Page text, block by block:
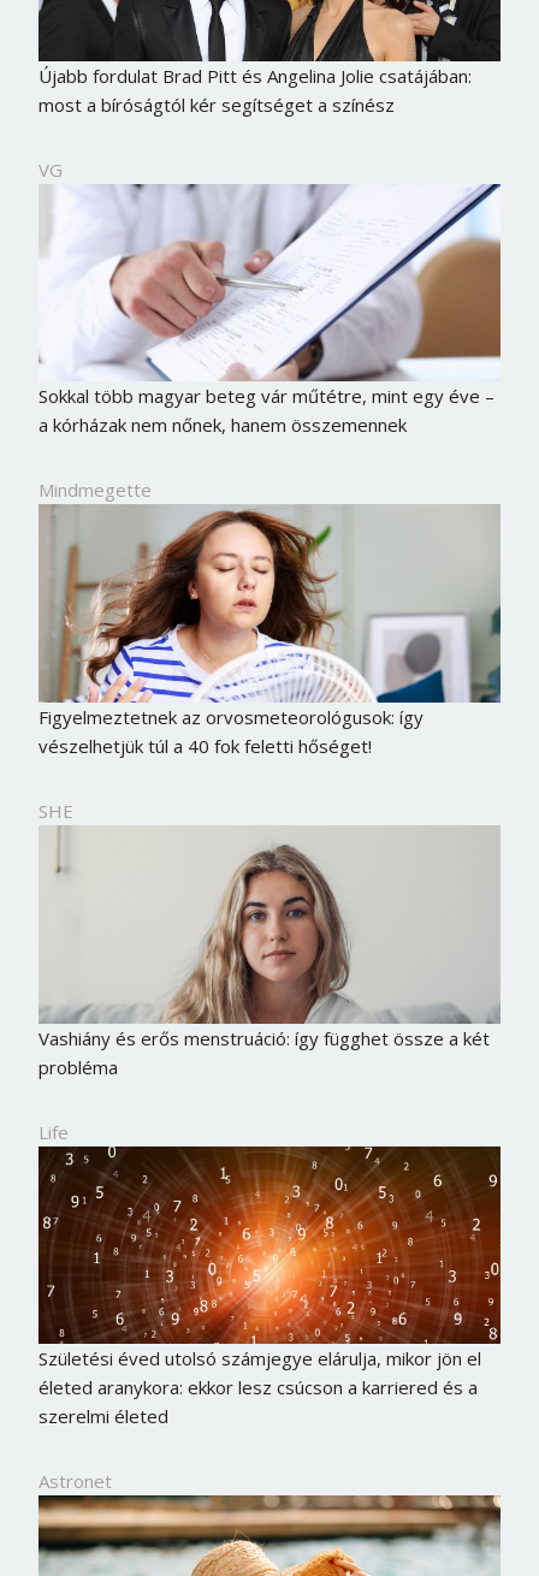
Újabb fordulat Brad Pitt és Angelina Jolie csatájában:
most a bíróságtól kér segítséget a színész
VG
Sokkal több magyar beteg vár műtétre, mint egy éve –
a kórházak nem nőnek, hanem összemennek
Mindmegette
Figyelmeztetnek az orvosmeteorológusok: így
vészelhetjük túl a 40 fok feletti hőséget!
SHE
Vashiány és erős menstruáció: így függhet össze a két
probléma
Life
Születési éved utolsó számjegye elárulja, mikor jön el
életed aranykora: ekkor lesz csúcson a karriered és a
szerelmi életed
Astronet